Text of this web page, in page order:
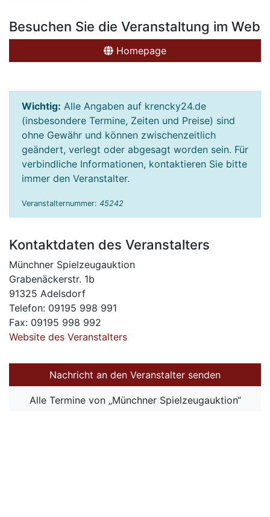
Besuchen Sie die Veranstaltung im Web
Homepage
Wichtig: Alle Angaben auf krencky24.de
(insbesondere Termine, Zeiten und Preise) sind
ohne Gewähr und können zwischenzeitlich
geändert, verlegt oder abgesagt worden sein. Für
verbindliche Informationen, kontaktieren Sie bitte
immer den Veranstalter.
Veranstalternummer: 45242
Kontaktdaten des Veranstalters
Münchner Spielzeugauktion
Grabenäckerstr. 1b
91325 Adelsdorf
Telefon: 09195 998 991
Fax: 09195 998 992
Website des Veranstalters
Nachricht an den Veranstalter senden
Alle Termine von „Münchner Spielzeugauktion“